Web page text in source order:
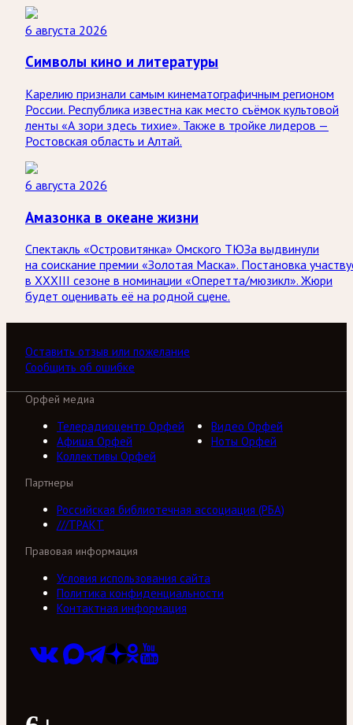
6 августа 2026
Символы кино и литературы
Карелию признали самым кинематографичным регионом
России. Республика известна как место съёмок культовой
ленты «А зори здесь тихие». Также в тройке лидеров —
Ростовская область и Алтай.
6 августа 2026
Амазонка в океане жизни
Спектакль «Островитянка» Омского ТЮЗа выдвинули
на соискание премии «Золотая Маска». Постановка
в XXXIII сезоне в номинации «Оперетта/мюзикл». Жюри
будет оценивать её на родной сцене.
Оставить отзыв или пожелание
Сообщить об ошибке
Орфей медиа
Телерадиоцентр Орфей
Видео Орфей
Афиша Орфей
Ноты Орфей
Коллективы Орфей
Партнеры
Российская библиотечная ассоциация (РБА)
///ТРАКТ
Правовая информация
Условия использования сайта
Политика конфиденциальности
Контактная информация